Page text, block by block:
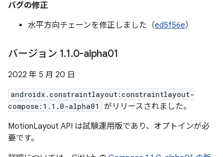
バグの修正
水平方向チェーンを修正しました（ed5f56e）
バージョン 1.1.0-alpha01
2022 年 5 月 20 日
androidx.constraintlayout:constraintlayout-
compose:1.1.0-alpha01
がリリースされました。
MotionLayout API は試験運用版であり、オプトインが必
要です。